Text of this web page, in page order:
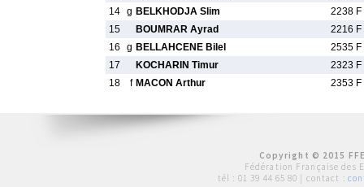
14 g BELKHODJA Slim
2238 F
15
BOUMRAR Ayrad
2216 F
16
g BELLAHCENE Bilel
2535 F
17
KOCHARIN Timur
2323 F
18
f MACON Arthur 2353 F
Copyright © 2015
Fédération Française des
tél : 01 39 44 65 80 | contact :